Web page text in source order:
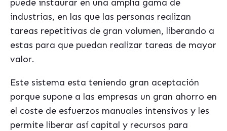
puede instaurar en una amplia gama de
industrias, en las que las personas realizan
tareas repetitivas de gran volumen, liberando a
estas para que puedan realizar tareas de mayor
valor.
Este sistema esta teniendo gran aceptación
porque supone a las empresas un gran ahorro en
el coste de esfuerzos manuales intensivos y les
permite liberar así capital y recursos para